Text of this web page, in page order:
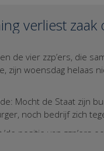
verliest
de vier zzp’ers, die
zijn woensdag helaas
Mocht de Staat zijn
noch bedrijf zich
positie van zzp’ers
was er sprake van